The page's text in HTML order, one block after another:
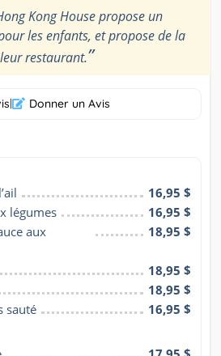
Kong House propose un
les enfants, et propose de la
restaurant.”
| Donner un Avis
16,95 $
légumes
16,95 $
aux
18,95 $
18,95 $
18,95 $
sauté
16,95 $